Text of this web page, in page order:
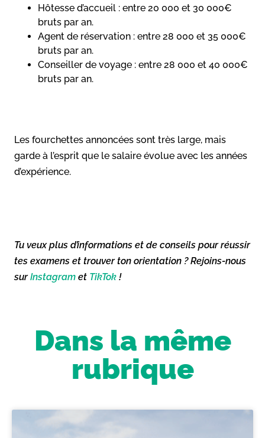
Hôtesse d’accueil : entre 20 000 et 30 000€
bruts par an.
Agent de réservation : entre 28 000 et 35 000€
bruts par an.
Conseiller de voyage : entre 28 000 et 40 000€
bruts par an.
Les fourchettes annoncées sont très large, mais
garde à l’esprit que le salaire évolue avec les années
d’expérience.
Tu veux plus d’informations et de conseils pour réussir
tes examens et trouver ton orientation ? Rejoins-nous
surInstagram et TikTok !
Dans la même
rubrique